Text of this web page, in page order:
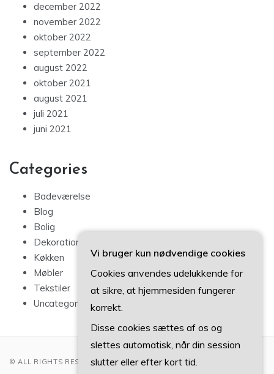
december 2022
november 2022
oktober 2022
september 2022
august 2022
oktober 2021
august 2021
juli 2021
juni 2021
Categories
Badeværelse
Blog
Bolig
Dekoration
Køkken
Møbler
Tekstiler
Uncategorized
© ALL RIGHTS RESERVED 2022
Vi bruger kun nødvendige cookies
Cookies anvendes udelukkende for
at sikre, at hjemmesiden fungerer
korrekt.
Disse cookies sættes af os og
slettes automatisk, når din session
slutter eller efter kort tid.